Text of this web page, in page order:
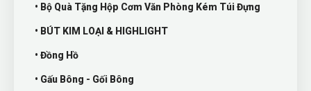
• Bộ Quà Tặng Hộp Cơm Văn Phòng Kém Túi Đựng
• BÚT KIM LOẠI & HIGHLIGHT
• Đồng Hồ
• Gấu Bông - Gối Bông